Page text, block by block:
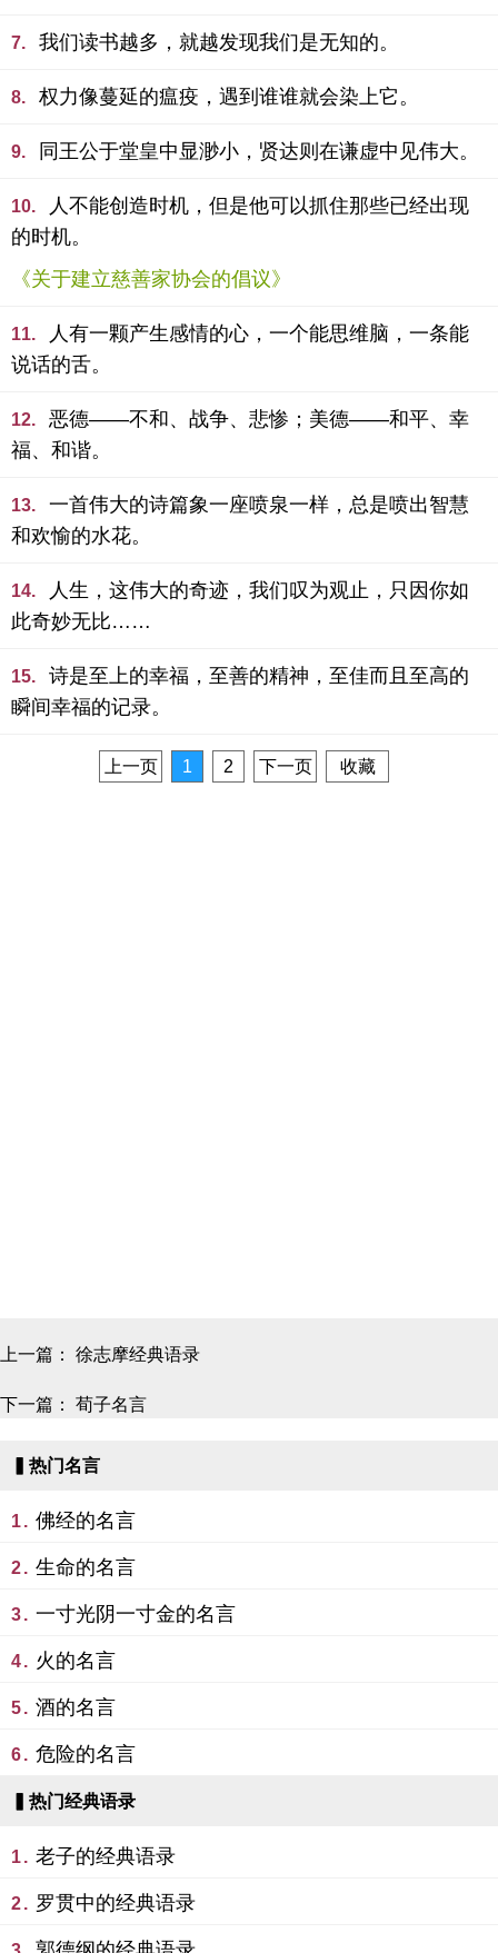
7. 我们读书越多，就越发现我们是无知的。
8. 权力像蔓延的瘟疫，遇到谁谁就会染上它。
9. 同王公于堂皇中显渺小，贤达则在谦虚中见伟大。
10.
人不能创造时机，但是他可以抓住那些已经出现
的时机。
《关于建立慈善家协会的倡议》
11.
人有一颗产生感情的心，一个能思维脑，一条能
说话的舌。
12.
恶德——不和、战争、悲惨；美德——和平、幸
福、和谐。
13.
一首伟大的诗篇象一座喷泉一样，总是喷出智慧
和欢愉的水花。
14.
人生，这伟大的奇迹，我们叹为观止，只因你如
此奇妙无比……
15.
诗是至上的幸福，至善的精神，至佳而且至高的
瞬间幸福的记录。
上一页 1 2 下一页 收藏
上一篇： 徐志摩经典语录
下一篇： 荀子名言
▍热门名言
1. 佛经的名言
2. 生命的名言
3. 一寸光阴一寸金的名言
4. 火的名言
5. 酒的名言
6. 危险的名言
▍热门经典语录
1. 老子的经典语录
2. 罗贯中的经典语录